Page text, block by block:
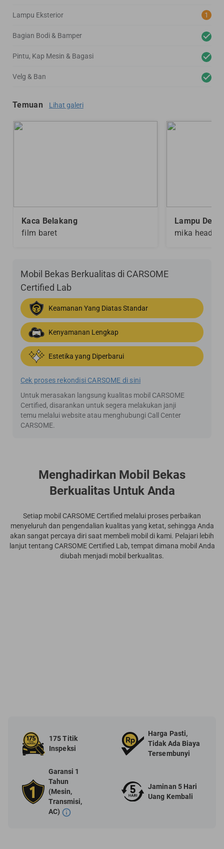
Lampu Eksterior 1
Bagian Bodi & Bamper
Pintu, Kap Mesin & Bagasi
Velg & Ban
Temuan Lihat galeri
Kaca Belakang
film baret
Lampu
mika
Mobil Bekas Berkualitas di CARSOME
Certified Lab
Keamanan Yang Diatas Standar
Kenyamanan Lengkap
Estetika yang Diperbarui
Cek proses rekondisi CARSOME di sini
Untuk merasakan langsung kualitas mobil CARSOME
Certified, disarankan untuk segera melakukan janji
temu melalui website atau menghubungi Call Center
CARSOME.
Menghadirkan Mobil Bekas
Berkualitas Untuk Anda
Setiap mobil CARSOME Certified melalui proses perbaikan
menyeluruh dan pengendalian kualitas yang ketat, sehingga Anda
akan sangat percaya diri saat membeli mobil di kami. Pelajari lebih
lanjut tentang CARSOME Certified Lab, tempat dimana mobil Anda
diubah menjadi mobil berkualitas.
175 Titik
Inspeksi
Harga Pasti,
Tidak Ada Biaya
Tersembunyi
Garansi 1
Tahun
(Mesin,
Transmisi,
AC)
Jaminan 5 Hari
Uang Kembali